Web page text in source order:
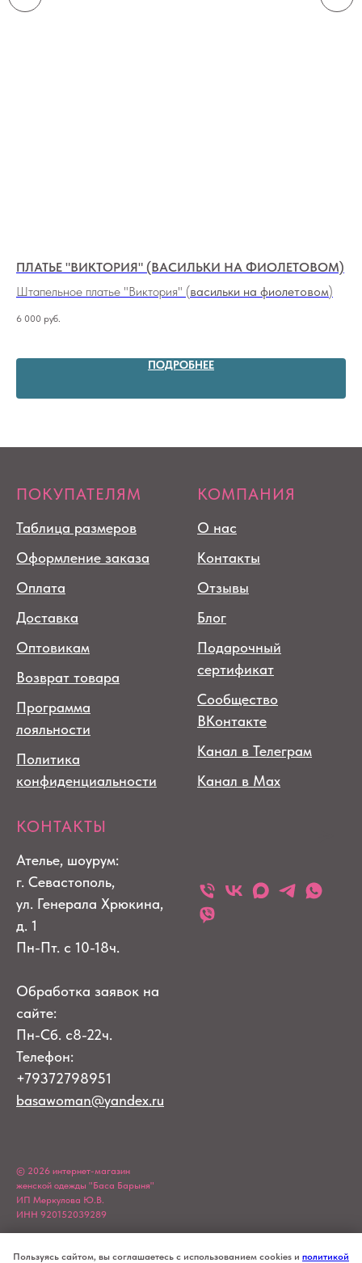
ПЛАТЬЕ "ВИКТОРИЯ" (ВАСИЛЬКИ НА ФИОЛЕТОВОМ)
Штапельное платье "Виктория" (васильки на фиолетовом)
6 000 руб.
ПОДРОБНЕЕ
Пользуясь сайтом, вы соглашаетесь с использованием cookies и политикой
ПОКУПАТЕЛЯМ
Таблица размеров
Оформление заказа
Оплата
Доставка
Оптовикам
Возврат товара
Программа
лояльности
Политика
конфиденциальности
КОМПАНИЯ
О нас
Контакты
Отзывы
Блог
Подарочный
сертификат
Сообщество
ВКонтакте
Канал в Телеграм
Канал в Max
КОНТАКТЫ
Ателье, шоурум:
г. Севастополь,
ул. Генерала Хрюкина,
д. 1
Пн-Пт. с 10-18ч.
Обработка заявок на
сайте:
Пн-Сб. с8-22ч.
Телефон:
+79372798951
basawoman@yandex.ru
© 2026 интернет-магазин
женской одежды "Баса Барыня"
ИП Меркулова Ю.В.
ИНН 920152039289